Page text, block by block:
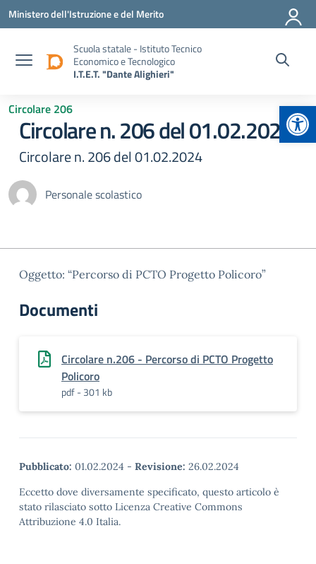
Vai ai contenuti
Vai al menu di navigazione
Vai al footer
Ministero dell'Istruzione e del Merito
Scuola statale - Istituto Tecnico
Economico e Tecnologico
I.T.E.T. "Dante Alighieri"
Circolare 206
Circolare n. 206 del 01.02.2024
Circolare n. 206 del 01.02.2024
Personale scolastico
Oggetto: “Percorso di PCTO Progetto Policoro”
Documenti
Circolare n.206 - Percorso di PCTO Progetto
Policoro
pdf - 301 kb
Pubblicato: 01.02.2024 - Revisione: 26.02.2024
Eccetto dove diversamente specificato, questo articolo è
stato rilasciato sotto Licenza Creative Commons
Attribuzione 4.0 Italia.